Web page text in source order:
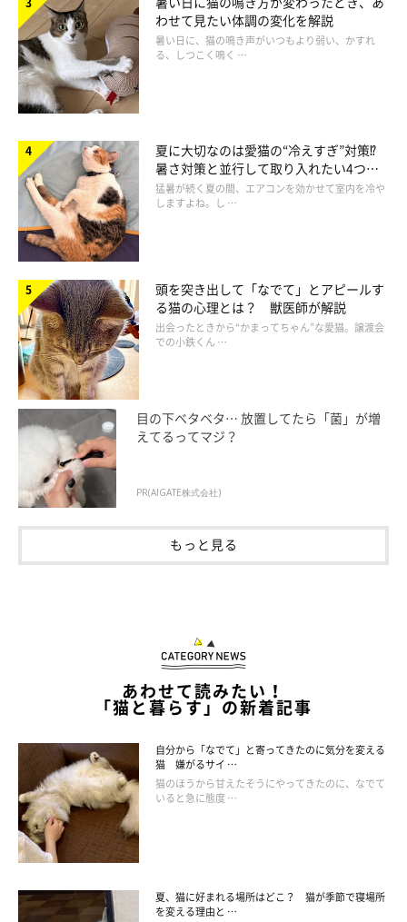
猫はスリッパよりルームシューズが好き
し、つねに忍び足で静かに歩くのは無理があるので、スリッパよ
りも音の出にくいルームシューズに変更するなど、できるだけ足
音を立てないように気づかうと猫も安心するでしょう。
わせて見たい体調の変化を解説
暑い日に、猫の鳴き声がいつもより弱い、かすれ
る、しつこく鳴く …
夏に大切なのは愛猫の“冷えすぎ”対策⁉
暑さ対策と並行して取り入れたい4つの
工夫
猛暑が続く夏の間、エアコンを効かせて室内を冷や
しますよね。し …
頭を突き出して「なでて」とアピールす
る猫の心理とは？ 獣医師が解説
出会ったときから“かまってちゃん”な愛猫。譲渡会
での小鉄くん …
目の下ベタベタ… 放置してたら「菌」が増
えてるってマジ？
PR(AIGATE株式会社)
もっと見る
あわせて読みたい！
「猫と暮らす」の新着記事
自分から「なでて」と寄ってきたのに気分を変える
猫 嫌がるサイ …
猫のほうから甘えたそうにやってきたのに、なでて
いると急に態度 …
夏、猫に好まれる場所はどこ？ 猫が季節で寝場所
を変える理由と …